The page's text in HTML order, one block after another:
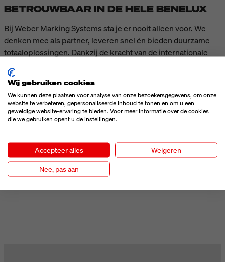
BETROUWBAAR IN DE HELE BENELUX
Bij Weber Marking Systems sta je er nooit alleen voor. We
denken mee als partner, leveren snel én bieden duurzame
totaaloplossingen. Dankzij de kracht van de internationale
productontwikkeling en een sterk netwerk. Zo ben je altijd
klaar voor de toekomst.
Nieuwsgierig?
We komen graag met je in contact.
Weber Marking Systems B.V.
Draaibrugweg 19
1332 AB Almere
📞 +31 (0)36 534 52 54
Wij gebruiken cookies
We kunnen deze plaatsen voor analyse van onze bezoekersgegevens, om onze
website te verbeteren, gepersonaliseerde inhoud te tonen en om u een
geweldige website-ervaring te bieden. Voor meer informatie over de cookies
die we gebruiken opent u de instellingen.
Accepteer alles Weigeren
Nee, pas aan